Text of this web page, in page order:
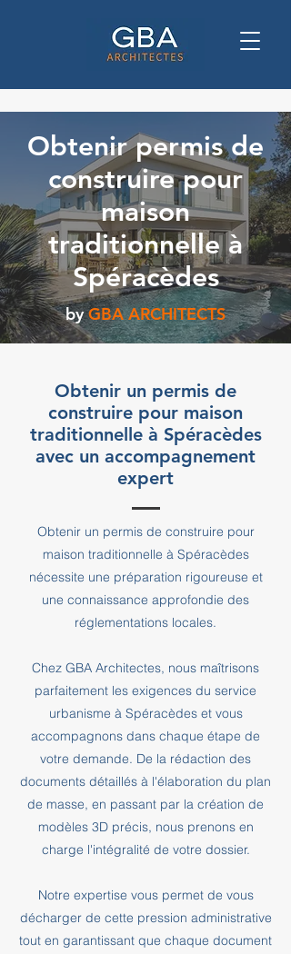
Obtenir permis de
construire pour
maison
traditionnelle à
Spéracèdes
by GBA ARCHITECTS
Obtenir un permis de
construire pour maison
traditionnelle à Spéracèdes
avec un accompagnement
expert
Obtenir un permis de construire pour
maison traditionnelle à Spéracèdes
nécessite une préparation rigoureuse et
une connaissance approfondie des
réglementations locales.
Chez GBA Architectes, nous maîtrisons
parfaitement les exigences du service
urbanisme à Spéracèdes et vous
accompagnons dans chaque étape de
votre demande. De la rédaction des
documents détaillés à l'élaboration du plan
de masse, en passant par la création de
modèles 3D précis, nous prenons en
charge l'intégralité de votre dossier.
Notre expertise vous permet de vous
décharger de cette pression administrative
tout en garantissant que chaque document